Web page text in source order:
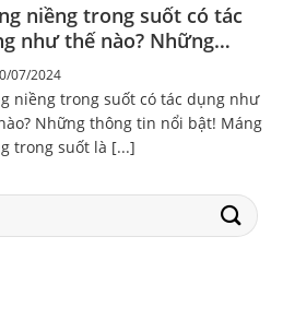
niềng trong suốt có tác
như thế nào? Những
tin nổi bật!
07/2024
niềng trong suốt có tác dụng như
Những thông tin nổi bật! Máng
trong suốt là [...]